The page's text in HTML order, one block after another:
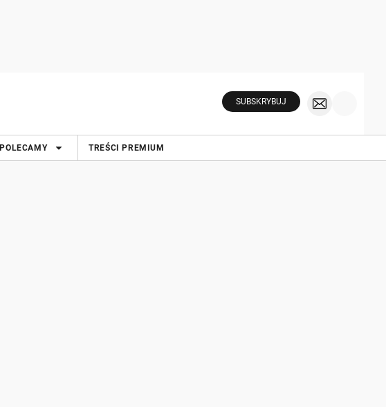
SUBSKRYBUJ
POLECAMY TREŚCI PREMIUM